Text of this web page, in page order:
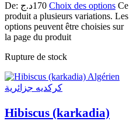
De: 170د.ج Choix des options Ce
produit a plusieurs variations. Les
options peuvent être choisies sur
la page du produit
Rupture de stock
Hibiscus (karkadia)